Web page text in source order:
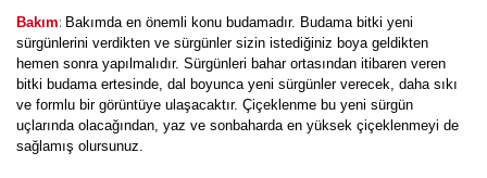
Bakım: Bakımda en önemli konu budamadır. Budama bitki yeni
sürgünlerini verdikten ve sürgünler sizin istediğiniz boya geldikten
hemen sonra yapılmalıdır. Sürgünleri bahar ortasından itibaren veren
bitki budama ertesinde, dal boyunca yeni sürgünler verecek, daha sıkı
ve formlu bir görüntüye ulaşacaktır. Çiçeklenme bu yeni sürgün
uçlarında olacağından, yaz ve sonbaharda en yüksek çiçeklenmeyi de
sağlamış olursunuz.